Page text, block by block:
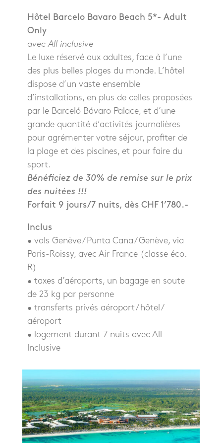
Hôtel Barcelo Bavaro Beach 5*- Adult
Only
avec All inclusive
Le luxe réservé aux adultes, face à l’une
des plus belles plages du monde. L’hôtel
dispose d’un vaste ensemble
d’installations, en plus de celles proposées
par le Barceló Bávaro Palace, et d’une
grande quantité d’activités journalières
pour agrémenter votre séjour, profiter de
la plage et des piscines, et pour faire du
sport.
Bénéficiez de 30% de remise sur le prix
des nuitées !!!
Forfait 9 jours/7 nuits, dès CHF 1’780.-
Inclus
• vols Genève / Punta Cana / Genève, via
Paris-Roissy, avec Air France (classe éco.
R)
• taxes d’aéroports, un bagage en soute
de 23 kg par personne
• transferts privés aéroport / hôtel /
aéroport
• logement durant 7 nuits avec All
Inclusive